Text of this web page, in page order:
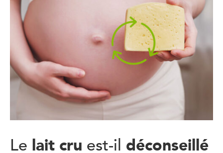
Le lait cru est-il déconseillé